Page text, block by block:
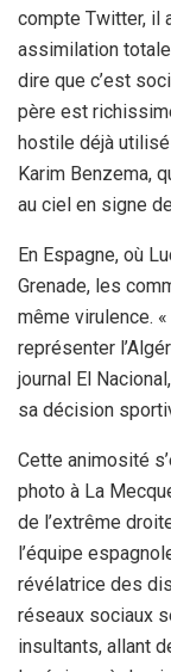
compte Twitter, il
assimilation totale
dire que c’est
père est
hostile déjà utilisé
Karim Benzema,
au ciel en signe
En Espagne, où
Grenade, les
même virulence.
représenter
journal El
sa décision
Cette animosité
photo à La
de l’extrême
l’équipe
révélatrice des
réseaux sociaux
insultants, allant